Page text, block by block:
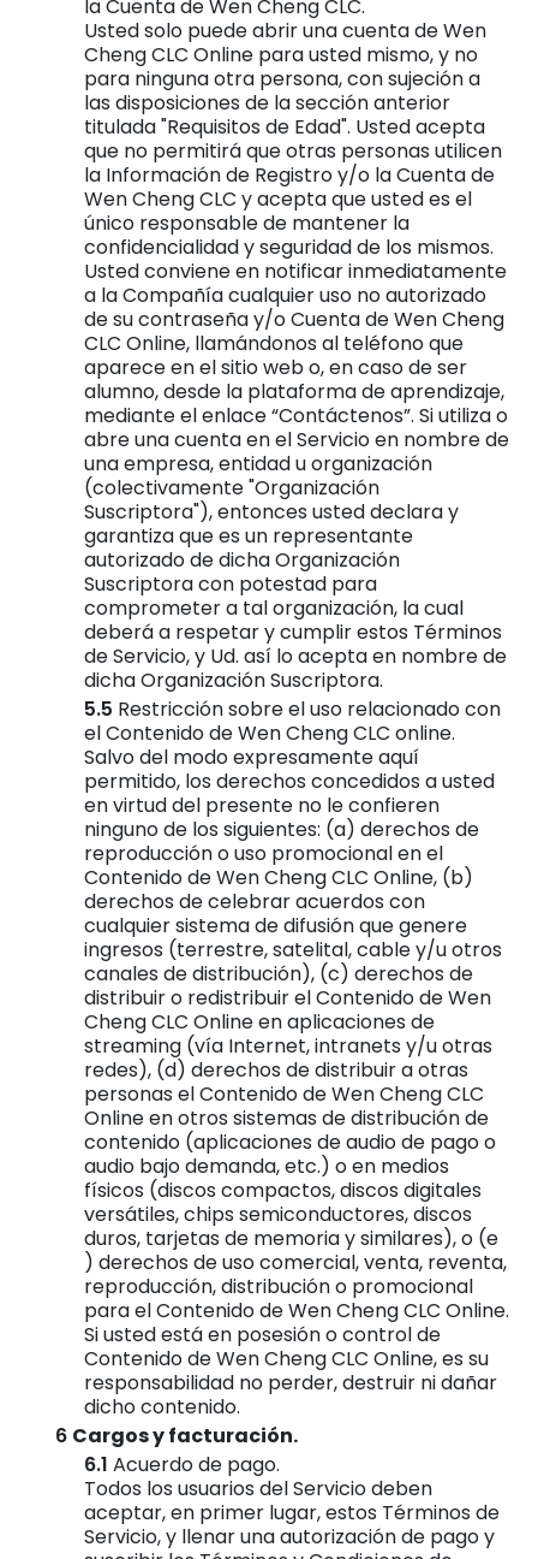
la Cuenta de Wen Cheng CLC.
Usted solo puede abrir una cuenta de Wen
Cheng CLC Online para usted mismo, y no
para ninguna otra persona, con sujeción a
las disposiciones de la sección anterior
titulada "Requisitos de Edad". Usted acepta
que no permitirá que otras personas utilicen
la Información de Registro y/o la Cuenta de
Wen Cheng CLC y acepta que usted es el
único responsable de mantener la
confidencialidad y seguridad de los mismos.
Usted conviene en notificar inmediatamente
a la Compañía cualquier uso no autorizado
de su contraseña y/o Cuenta de Wen Cheng
CLC Online, llamándonos al teléfono que
aparece en el sitio web o, en caso de ser
alumno, desde la plataforma de aprendizaje,
mediante el enlace “Contáctenos”. Si utiliza o
abre una cuenta en el Servicio en nombre de
una empresa, entidad u organización
(colectivamente "Organización
Suscriptora"), entonces usted declara y
garantiza que es un representante
autorizado de dicha Organización
Suscriptora con potestad para
comprometer a tal organización, la cual
deberá a respetar y cumplir estos Términos
de Servicio, y Ud. así lo acepta en nombre de
dicha Organización Suscriptora.
Restricción sobre el uso relacionado con
el Contenido de Wen Cheng CLC online.
Salvo del modo expresamente aquí
permitido, los derechos concedidos a usted
en virtud del presente no le confieren
ninguno de los siguientes: (a) derechos de
reproducción o uso promocional en el
Contenido de Wen Cheng CLC Online, (b)
derechos de celebrar acuerdos con
cualquier sistema de difusión que genere
ingresos (terrestre, satelital, cable y/u otros
canales de distribución), (c) derechos de
distribuir o redistribuir el Contenido de Wen
Cheng CLC Online en aplicaciones de
streaming (vía Internet, intranets y/u otras
redes), (d) derechos de distribuir a otras
personas el Contenido de Wen Cheng CLC
Online en otros sistemas de distribución de
contenido (aplicaciones de audio de pago o
audio bajo demanda, etc.) o en medios
físicos (discos compactos, discos digitales
versátiles, chips semiconductores, discos
duros, tarjetas de memoria y similares), o (e
) derechos de uso comercial, venta, reventa,
reproducción, distribución o promocional
para el Contenido de Wen Cheng CLC Online.
Si usted está en posesión o control de
Contenido de Wen Cheng CLC Online, es su
responsabilidad no perder, destruir ni dañar
dicho contenido.
Cargos y facturación.
Acuerdo de pago.
Todos los usuarios del Servicio deben
aceptar, en primer lugar, estos Términos de
Servicio, y llenar una autorización de pago y